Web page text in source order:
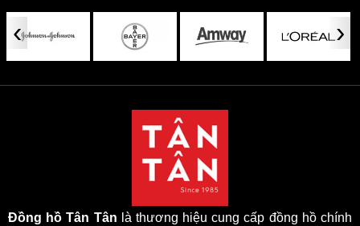
‹ ›
Đồng hồ Tân Tân là thương hiệu cung cấp đồng hồ chính